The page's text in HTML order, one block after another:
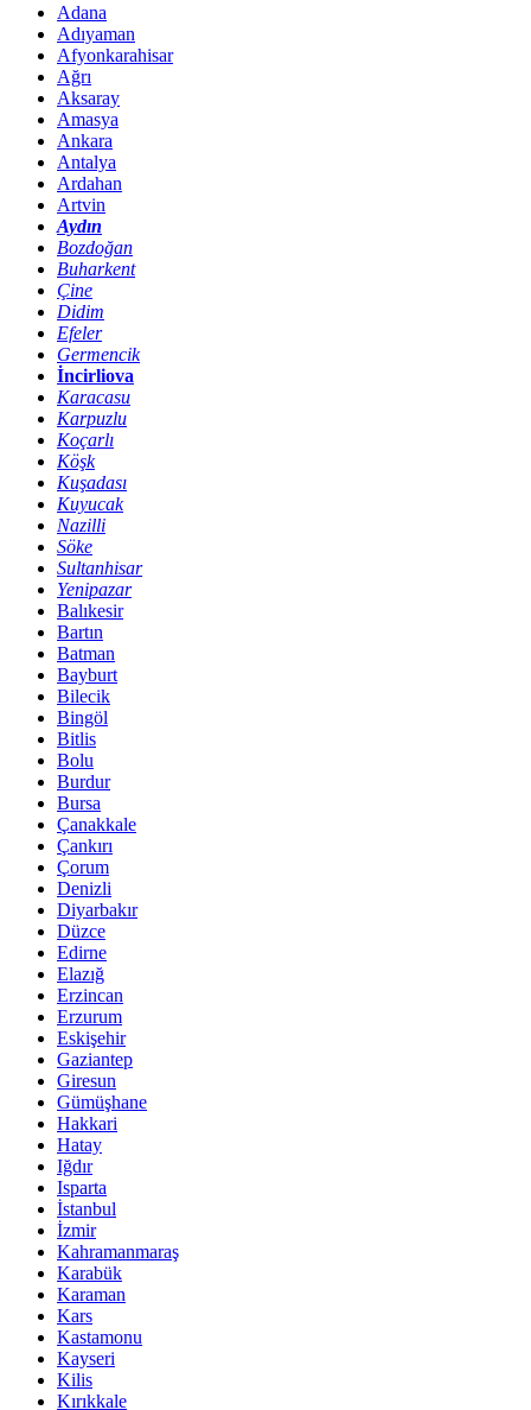
Adana
Adıyaman
Afyonkarahisar
Ağrı
Aksaray
Amasya
Ankara
Antalya
Ardahan
Artvin
Aydın
Bozdoğan
Buharkent
Çine
Didim
Efeler
Germencik
İncirliova
Karacasu
Karpuzlu
Koçarlı
Köşk
Kuşadası
Kuyucak
Nazilli
Söke
Sultanhisar
Yenipazar
Balıkesir
Bartın
Batman
Bayburt
Bilecik
Bingöl
Bitlis
Bolu
Burdur
Bursa
Çanakkale
Çankırı
Çorum
Denizli
Diyarbakır
Düzce
Edirne
Elazığ
Erzincan
Erzurum
Eskişehir
Gaziantep
Giresun
Gümüşhane
Hakkari
Hatay
Iğdır
Isparta
İstanbul
İzmir
Kahramanmaraş
Karabük
Karaman
Kars
Kastamonu
Kayseri
Kilis
Kırıkkale